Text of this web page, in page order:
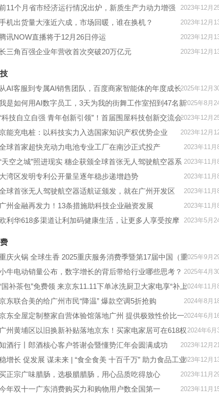
金市场！
11个月省市经济运行情况出炉，新质生产力动力增强 2023年12月
机出货量大涨近六成，市场回暖，谁在换机？ 2023年12月
讯NOW直播将于12月26日停运 2023年12月
三角百强企业年营收首次突破20万亿元 2023年12月
AI客服到专属AI销售团队，百度商家智能体的年度成长2025年12月
是如何用AI数字员工，3天为我的街舞工作室招到47名新
员的？
2025年8月
科技自立自强 青年创新引领”！首届围屋科技创新交流会
深圳举办
2023年12月
能充电桩：以科技实力入选国家知识产权优势企业 2023年12月
球首家超快充动力电池专业工厂在南沙正式投产 2023年11月
天空之城”照进现实 穗企获颁全球首张无人驾驶航空器系
型号合格证
2023年11月
湾区发明专利公开量呈逐年稳步递增趋势 2023年11月
球首张无人驾驶航空器适航证颁发，就在广州开发区 2023年11月
州金融再发力！13条措施助科技企业融资发展 2023年11月
利华618多渠道让利加码健康生活，让更多人享受按摩 2023年5月
庆火锅 全球生香 2025重庆服务消费季暨第17届中国（重
）火锅美食文化节盛大启幕
2025年9月
牛电动销量公布，数字增长的背后带给行业哪些思考？ 2025年4月
国补茶包”免费领 来京东11.11下单冰洗厨卫大家电享“补上
补”优惠
2024年11月
东联合美的给广州市民“降温” 爆款空调5折抢购 2024年8月
东全屋定制整家自营体验馆落地广州 提供极致性价比一
式整家解决方案
2024年6月
州黄埔区以旧换新补贴落地京东！买家电家居可在618权
上至高再减2000元
2024年6月
酒行丨郎酒核心客户答谢会暨懂势汇年会圆满成功 2023年12月
增长 促发展 谋未来 | “食全食美 十百千万” 助力食品工业
展
2023年12月
正宗广味腊肠，选极腊腊肠，用心品质吃得放心 2023年11月
年双十一广东消费购买力和购物用户数全国第一 2023年11月